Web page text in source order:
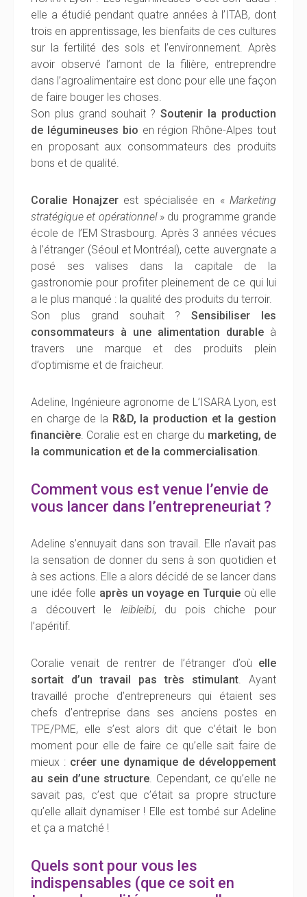
elle a étudié pendant quatre années à l’ITAB, dont
trois en apprentissage, les bienfaits de ces cultures
sur la fertilité des sols et l’environnement. Après
avoir observé l’amont de la filière, entreprendre
dans l’agroalimentaire est donc pour elle une façon
de faire bouger les choses.
Son plus grand souhait ?Soutenir la production
de légumineuses bio en région Rhône-Alpes tout
en proposant aux consommateurs des produits
bons et de qualité.
Coralie Honajzerest spécialisée en « Marketing
stratégique et opérationnel» du programme grande
école de l’EM Strasbourg. Après 3 années vécues
à l’étranger (Séoul et Montréal), cette auvergnate a
posé ses valises dans la capitale de la
gastronomie pour profiter pleinement de ce qui lui
a le plus manqué : la qualité des produits du terroir.
Son plus grand souhait ?Sensibiliser les
consommateurs à une alimentation durable à
travers une marque et des produits plein
d’optimisme et de fraicheur.
Adeline, Ingénieure agronome de L’ISARA Lyon, est
en charge de la R&D, la production et la gestion
financière . Coralie est en charge du marketing, de
la communication et de la commercialisation
Comment vous est venue l’envie de
vous lancer dans l’entrepreneuriat ?
Adeline s’ennuyait dans son travail. Elle n’avait pas
la sensation de donner du sens à son quotidien et
à ses actions. Elle a alors décidé de se lancer dans
une idée folle après un voyage en Turquie où elle
a découvert le leibleibi, du pois chiche pour
l’apéritif.
Coralie venait de rentrer de l’étranger d’où elle
sortait d’un travail pas très stimulant . Ayant
travaillé proche d’entrepreneurs qui étaient ses
chefs d’entreprise dans ses anciens postes en
TPE/PME, elle s’est alors dit que c’était le bon
moment pour elle de faire ce qu’elle sait faire de
mieux : créer une dynamique de développement
au sein d’une structure . Cependant, ce qu’elle ne
savait pas, c’est que c’était sa propre structure
qu’elle allait dynamiser ! Elle est tombé sur Adeline
et ça a matché !
Quels sont pour vous les
indispensables (que ce soit en